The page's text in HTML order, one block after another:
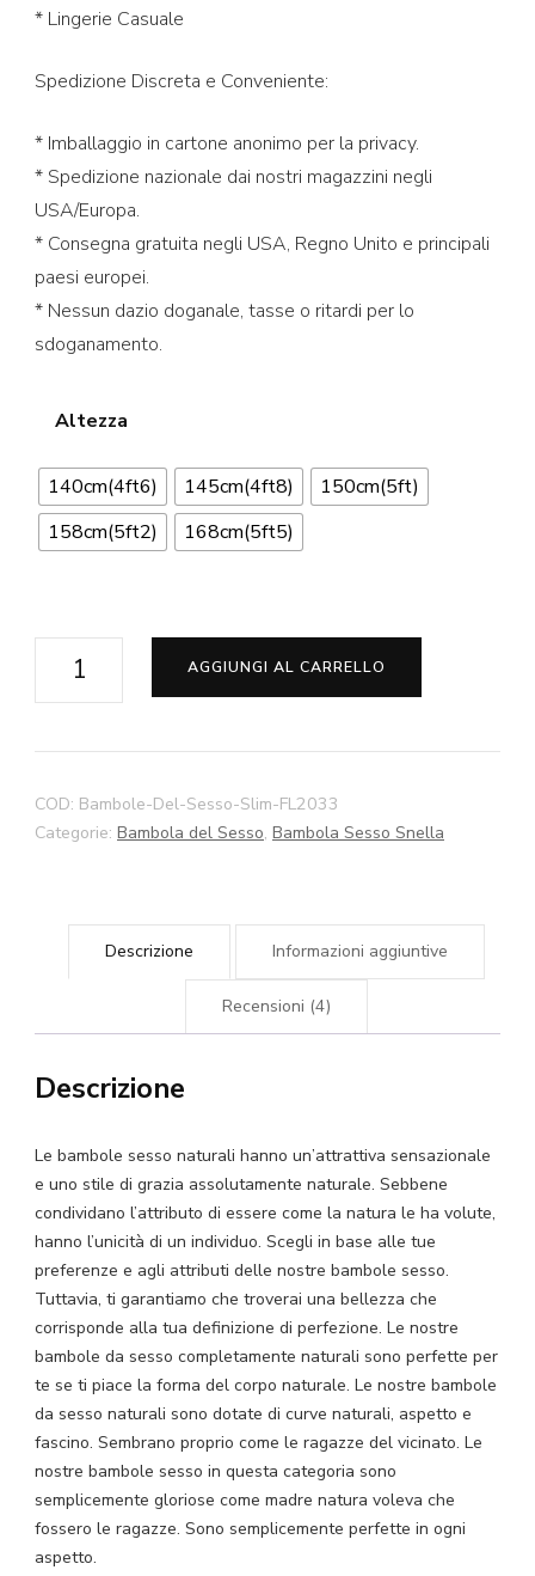
* Lingerie Casuale
Spedizione Discreta e Conveniente:
* Imballaggio in cartone anonimo per la privacy.
* Spedizione nazionale dai nostri magazzini negli
USA/Europa.
* Consegna gratuita negli USA, Regno Unito e principali
paesi europei.
* Nessun dazio doganale, tasse o ritardi per lo
sdoganamento.
Altezza
140cm(4ft6) 145cm(4ft8)
150cm(5ft)
158cm(5ft2)
168cm(5ft5)
Da
140cm
158cm
Bambole
Naturale
AGGIUNGI AL CARRELLO
COD: Bambole-Del-Sesso-Slim-FL2033
Categorie: Bambola del Sesso, Bambola Sesso Snella
Descrizione Informazioni aggiuntive
Recensioni (4)
Descrizione
Le bambole sesso naturali hanno un’attrattiva sensazionale
e uno stile di grazia assolutamente naturale. Sebbene
condividano l’attributo di essere come la natura le ha volute,
hanno l’unicità di un individuo. Scegli in base alle tue
preferenze e agli attributi delle nostre bambole sesso.
Tuttavia, ti garantiamo che troverai una bellezza che
corrisponde alla tua definizione di perfezione. Le nostre
bambole da sesso completamente naturali sono perfette per
te se ti piace la forma del corpo naturale. Le nostre bambole
da sesso naturali sono dotate di curve naturali, aspetto e
fascino. Sembrano proprio come le ragazze del vicinato. Le
nostre bambole sesso in questa categoria sono
semplicemente gloriose come madre natura voleva che
fossero le ragazze. Sono semplicemente perfette in ogni
aspetto.